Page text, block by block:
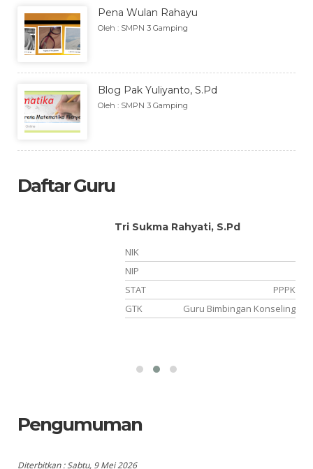
Pena Wulan Rahayu
Oleh : SMPN 3 Gamping
Blog Pak Yuliyanto, S.Pd
Oleh : SMPN 3 Gamping
Daftar Guru
Tri Sukma Rahyati, S.Pd
NIK
NIP
STAT
PPPK
GTK
Guru Bimbingan Konseling
Pengumuman
Diterbitkan :Sabtu, 9 Mei 2026